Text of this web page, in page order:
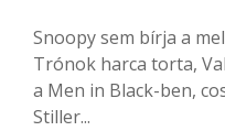
Snoopy sem bírja a
Trónok harca torta,
a Men in Black-ben,
Stiller...